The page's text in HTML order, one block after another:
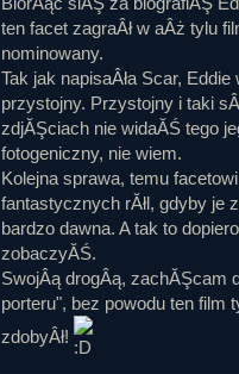
ten facet zagraÂł w aÂż tylu
nominowany.
Tak jak napisaÂła Scar,
przystojny. Przystojny i taki
zdjĂŞciach nie widaĂŚ tego
fotogeniczny, nie wiem.
Kolejna sprawa, temu
fantastycznych rĂłl, gdyby je
bardzo dawna. A tak to
zobaczyĂŚ.
SwojÂą drogÂą, zachĂŞcam
porteru", bez powodu ten film
zdobyÂł!